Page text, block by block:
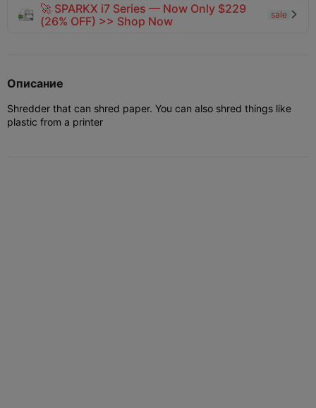
🚀 SPARKX i7 Series — Now Only $229
(26% OFF) >> Shop Now
sale 
Описание
Shredder that can shred paper. You can also shred things like
plastic from a printer